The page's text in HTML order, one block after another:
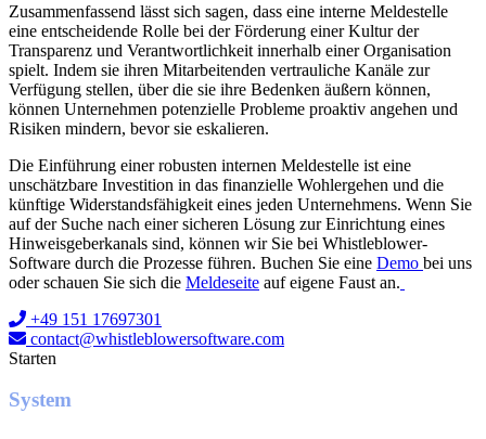
Zusammenfassend lässt sich sagen, dass eine interne Meldestelle
eine entscheidende Rolle bei der Förderung einer Kultur der
Transparenz und Verantwortlichkeit innerhalb einer Organisation
spielt. Indem sie ihren Mitarbeitenden vertrauliche Kanäle zur
Verfügung stellen, über die sie ihre Bedenken äußern können,
können Unternehmen potenzielle Probleme proaktiv angehen und
Risiken mindern, bevor sie eskalieren.
Die Einführung einer robusten internen Meldestelle ist eine
unschätzbare Investition in das finanzielle Wohlergehen und die
künftige Widerstandsfähigkeit eines jeden Unternehmens. Wenn Sie
auf der Suche nach einer sicheren Lösung zur Einrichtung eines
Hinweisgeberkanals sind, können wir Sie bei Whistleblower-
Software durch die Prozesse führen. Buchen Sie eine Demo bei uns
oder schauen Sie sich die Meldeseite auf eigene Faust an.
+49 151 17697301
contact@whistleblowersoftware.com
Starten
System